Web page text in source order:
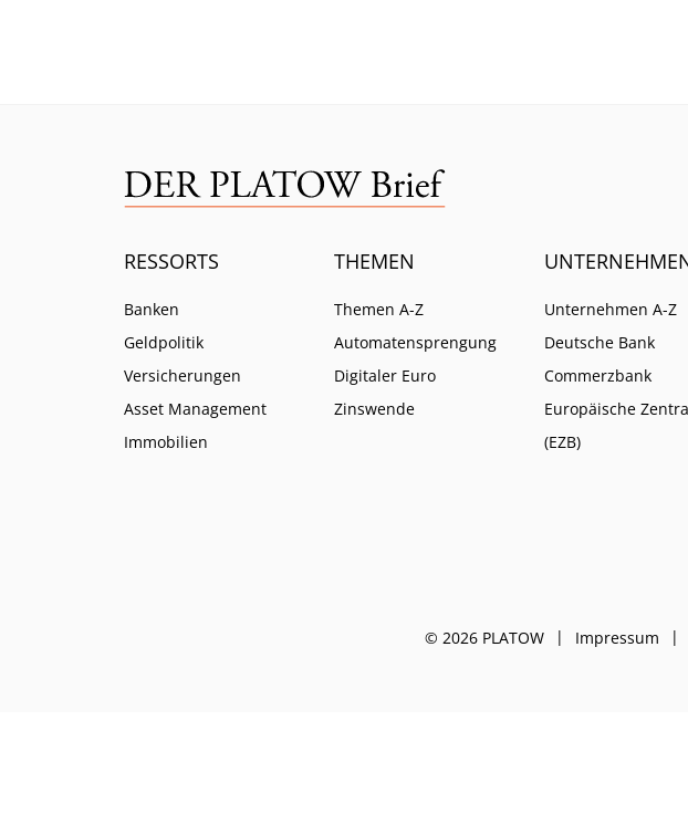
RESSORTS
Banken
Geldpolitik
Versicherungen
Asset Management
Immobilien
THEMEN
Themen A-Z
Automatensprengung
Digitaler Euro
Zinswende
Unternehmen A-Z
Deutsche Bank
Commerzbank
Europäische
(EZB)
© 2026 PLATOW Impressum